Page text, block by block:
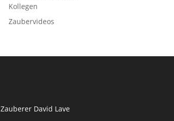
Kollegen
Zaubervideos
Zauberer David Lave